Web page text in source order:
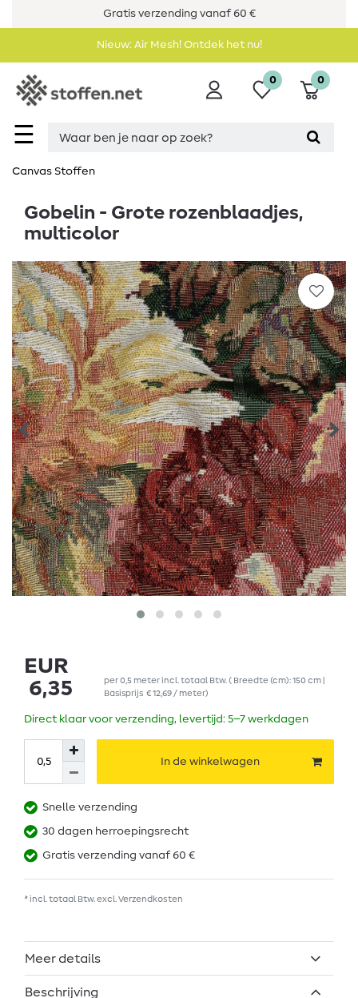
Gratis verzending vanaf 60 €
Nieuw: Air Mesh! Ontdek het nu!
☰
0 0
Canvas Stoffen
Gobelin - Grote rozenblaadjes,
multicolor
EUR
6,35
per0,5 meter incl. totaal Btw. ( Breedte (cm): 150 cm |
Basisprijs€ 12,69 / meter)
Direct klaar voor verzending, levertijd: 5–7 werkdagen
In de winkelwagen
Snelle verzending
30 dagen herroepingsrecht
Gratis verzending vanaf 60 €
* incl. totaal Btw. excl.Verzendkosten
Meer details
Beschrijving